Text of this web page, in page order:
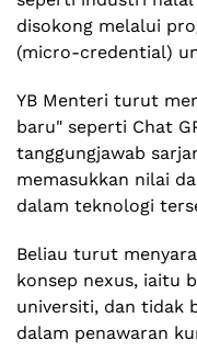
disokong melalui
(micro-credential)
YB Menteri turut
baru" seperti Chat
tanggungjawab
memasukkan nilai
dalam teknologi
Beliau turut
konsep nexus, iaitu
universiti, dan tidak
dalam penawaran